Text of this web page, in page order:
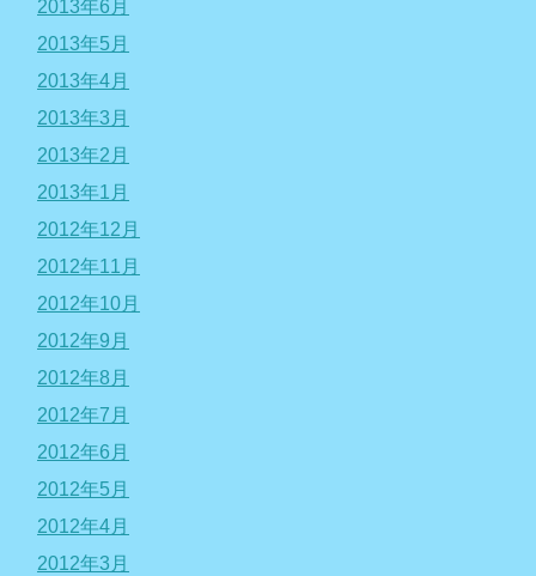
2013年6月
2013年5月
2013年4月
2013年3月
2013年2月
2013年1月
2012年12月
2012年11月
2012年10月
2012年9月
2012年8月
2012年7月
2012年6月
2012年5月
2012年4月
2012年3月